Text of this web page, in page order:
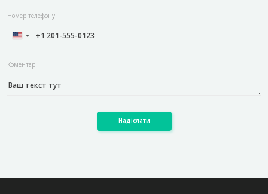
Номер телефону
Коментар
Надіслати